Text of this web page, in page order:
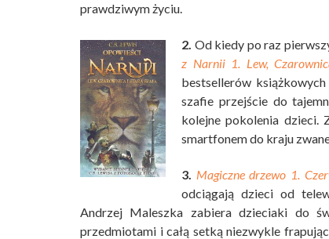
prawdziwym życiu.
2. Od kiedy po raz
z Narnii 1. Lew,
bestsellerów
szafie przejście do
kolejne pokolenia dzieci.
smartfonem do kraju
3. Magiczne drzewo 1.
odciągają dzieci od
Andrzej Maleszka zabiera dzieciaki do
przedmiotami i całą setką niezwykle